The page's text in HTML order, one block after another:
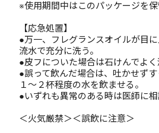
※使用期間中はこのパッケージを保
【応急処置】
●万一、フレグランスオイルが目
流水で充分に洗う。
●皮フについた場合は石けんでよく
●誤って飲んだ場合は、吐かせず
１～２杯程度の水を飲ませる。
●いずれも異常のある時は医師に相
＜火気厳禁＞＜誤飲に注意＞